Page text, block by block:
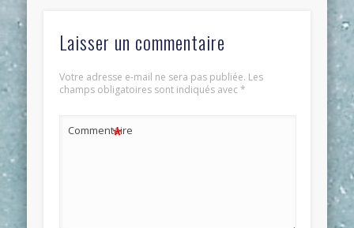
Laisser un commentaire
Votre adresse e-mail ne sera pas publiée. Les
champs obligatoires sont indiqués avec*
Commentaire
*